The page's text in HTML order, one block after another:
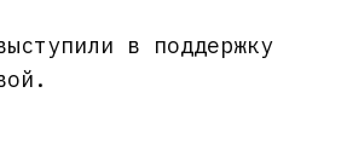
в поддержку